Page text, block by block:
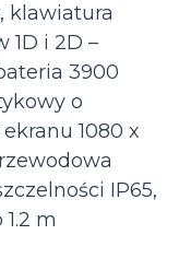
klawiatura
1D i 2D –
3900
o
1080 x
IP65,
m